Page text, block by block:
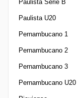
Paulista Série B
Paulista U20
Pernambucano 1
Pernambucano 2
Pernambucano 3
Pernambucano U20